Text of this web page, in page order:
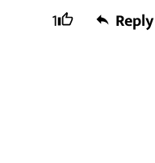
1 Reply